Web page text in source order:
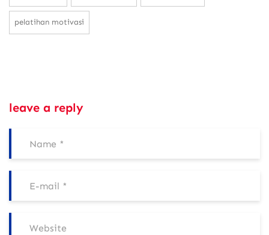
pelatihan motivasi
leave a reply